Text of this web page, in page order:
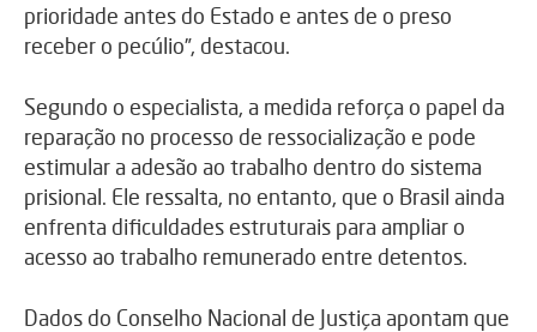
prioridade antes do Estado e antes de o preso
receber o pecúlio”, destacou.
Segundo o especialista, a medida reforça o papel da
reparação no processo de ressocialização e pode
estimular a adesão ao trabalho dentro do sistema
prisional. Ele ressalta, no entanto, que o Brasil ainda
enfrenta dificuldades estruturais para ampliar o
acesso ao trabalho remunerado entre detentos.
Dados do Conselho Nacional de Justiça apontam que